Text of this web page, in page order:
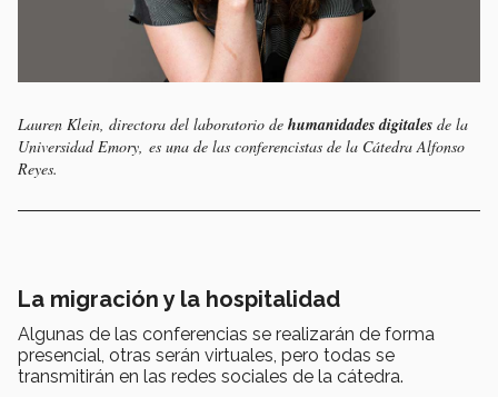
Lauren Klein, directora del laboratorio de humanidades digitales de la
Universidad Emory, es una de las conferencistas de la Cátedra Alfonso
Reyes.
La migración y la hospitalidad
Algunas de las conferencias se realizarán de forma
presencial, otras serán virtuales, pero todas se
transmitirán en las redes sociales de la cátedra.